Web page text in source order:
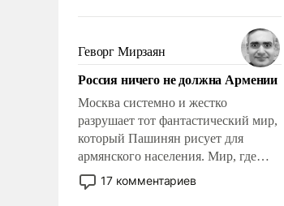
уязвимости США, например, перед
Китаем.
Геворг Мирзаян
Россия ничего не должна Армении
Москва системно и жестко
разрушает тот фантастический мир,
который Пашинян рисует для
армянского населения. Мир, где
политические прожекты будут
безусловно оплачиваться за счет
17 комментариев